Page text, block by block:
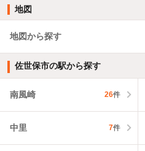
地図
地図から探す
佐世保市の駅から探す
南風崎 26件
中里 7件